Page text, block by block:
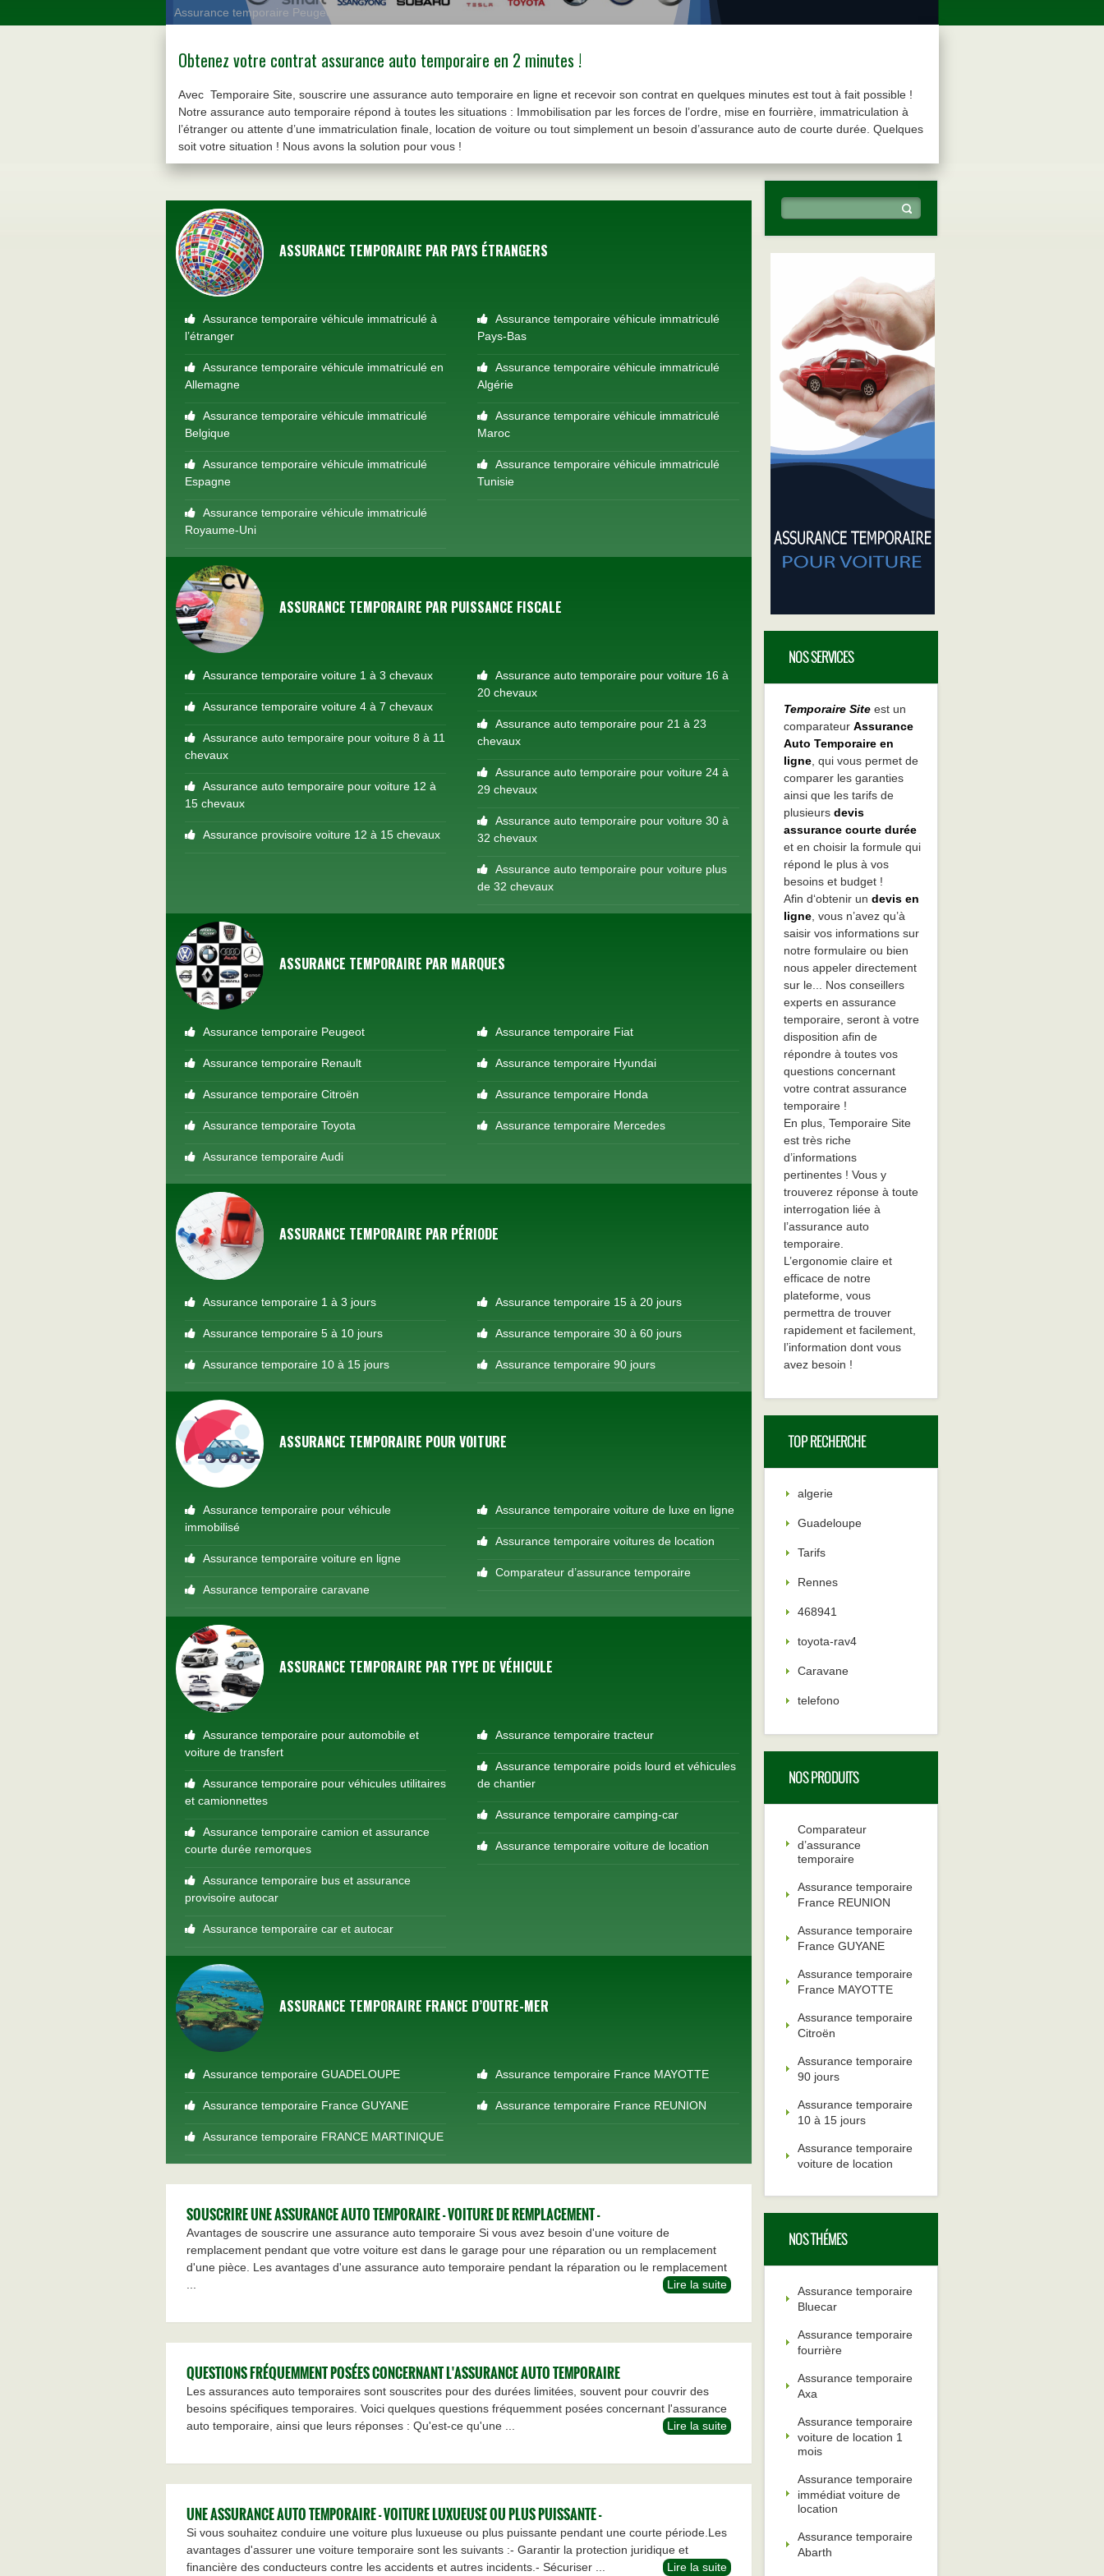
Assurance temporaire Peugeot
Obtenez votre contrat assurance auto temporaire en 2 minutes !
Avec Temporaire Site, souscrire une assurance auto temporaire en ligne et recevoir son contrat en quelques minutes est tout à fait possible !
Notre assurance auto temporaire répond à toutes les situations : Immobilisation par les forces de l’ordre, mise en fourrière, immatriculation à
l’étranger ou attente d’une immatriculation finale, location de voiture ou tout simplement un besoin d’assurance auto de courte durée. Quelques
soit votre situation ! Nous avons la solution pour vous !
ASSURANCE TEMPORAIRE PAR PAYS ÉTRANGERS
Assurance temporaire véhicule immatriculé à
l’étranger
Assurance temporaire véhicule immatriculé en
Allemagne
Assurance temporaire véhicule immatriculé
Belgique
Assurance temporaire véhicule immatriculé
Espagne
Assurance temporaire véhicule immatriculé
Royaume-Uni
Assurance temporaire véhicule immatriculé
Pays-Bas
Assurance temporaire véhicule immatriculé
Algérie
Assurance temporaire véhicule immatriculé
Maroc
Assurance temporaire véhicule immatriculé
Tunisie
ASSURANCE TEMPORAIRE PAR PUISSANCE FISCALE
Assurance temporaire voiture 1 à 3 chevaux
Assurance temporaire voiture 4 à 7 chevaux
Assurance auto temporaire pour voiture 8 à 11
chevaux
Assurance auto temporaire pour voiture 12 à
15 chevaux
Assurance provisoire voiture 12 à 15 chevaux
Assurance auto temporaire pour voiture 16 à
20 chevaux
Assurance auto temporaire pour 21 à 23
chevaux
Assurance auto temporaire pour voiture 24 à
29 chevaux
Assurance auto temporaire pour voiture 30 à
32 chevaux
Assurance auto temporaire pour voiture plus
de 32 chevaux
ASSURANCE TEMPORAIRE PAR MARQUES
Assurance temporaire Peugeot
Assurance temporaire Renault
Assurance temporaire Citroën
Assurance temporaire Toyota
Assurance temporaire Audi
Assurance temporaire Fiat
Assurance temporaire Hyundai
Assurance temporaire Honda
Assurance temporaire Mercedes
ASSURANCE TEMPORAIRE PAR PÉRIODE
Assurance temporaire 1 à 3 jours
Assurance temporaire 5 à 10 jours
Assurance temporaire 10 à 15 jours
Assurance temporaire 15 à 20 jours
Assurance temporaire 30 à 60 jours
Assurance temporaire 90 jours
ASSURANCE TEMPORAIRE POUR VOITURE
Assurance temporaire pour véhicule
immobilisé
Assurance temporaire voiture en ligne
Assurance temporaire caravane
Assurance temporaire voiture de luxe en ligne
Assurance temporaire voitures de location
Comparateur d’assurance temporaire
ASSURANCE TEMPORAIRE PAR TYPE DE VÉHICULE
Assurance temporaire pour automobile et
voiture de transfert
Assurance temporaire pour véhicules utilitaires
et camionnettes
Assurance temporaire camion et assurance
courte durée remorques
Assurance temporaire bus et assurance
provisoire autocar
Assurance temporaire car et autocar
Assurance temporaire tracteur
Assurance temporaire poids lourd et véhicules
de chantier
Assurance temporaire camping-car
Assurance temporaire voiture de location
ASSURANCE TEMPORAIRE FRANCE D’OUTRE-MER
Assurance temporaire GUADELOUPE
Assurance temporaire France GUYANE
Assurance temporaire FRANCE MARTINIQUE
Assurance temporaire France MAYOTTE
Assurance temporaire France REUNION
SOUSCRIRE UNE ASSURANCE AUTO TEMPORAIRE - VOITURE DE REMPLACEMENT -
Avantages de souscrire une assurance auto temporaire Si vous avez besoin d'une voiture de
remplacement pendant que votre voiture est dans le garage pour une réparation ou un remplacement
d'une pièce. Les avantages d'une assurance auto temporaire pendant la réparation ou le remplacement
Lire la suite
QUESTIONS FRÉQUEMMENT POSÉES CONCERNANT L'ASSURANCE AUTO TEMPORAIRE
Les assurances auto temporaires sont souscrites pour des durées limitées, souvent pour couvrir des
besoins spécifiques temporaires. Voici quelques questions fréquemment posées concernant l'assurance
auto temporaire, ainsi que leurs réponses : Qu'est-ce qu'une ...
Lire la suite
UNE ASSURANCE AUTO TEMPORAIRE - VOITURE LUXUEUSE OU PLUS PUISSANTE -
Si vous souhaitez conduire une voiture plus luxueuse ou plus puissante pendant une courte période.Les
avantages d'assurer une voiture temporaire sont les suivants :- Garantir la protection juridique et
financière des conducteurs contre les accidents et autres incidents.- Sécuriser ...
Lire la suite
NOS SERVICES
Temporaire Siteest un
comparateur Assurance
Auto Temporaire en
ligne, qui vous permet de
comparer les garanties
ainsi que les tarifs de
plusieurs devis
assurance courte durée
et en choisir la formule qui
répond le plus à vos
besoins et budget !
Afin d‘obtenir un devis en
ligne, vous n’avez qu’à
saisir vos informations sur
notre formulaire ou bien
nous appeler directement
sur le... Nos conseillers
experts en assurance
temporaire, seront à votre
disposition afin de
répondre à toutes vos
questions concernant
votre contrat assurance
temporaire !
En plus, Temporaire Site
est très riche
d’informations
pertinentes ! Vous y
trouverez réponse à toute
interrogation liée à
l’assurance auto
temporaire.
L’ergonomie claire et
efficace de notre
plateforme, vous
permettra de trouver
rapidement et facilement,
l’information dont vous
avez besoin !
TOP RECHERCHE
algerie
Guadeloupe
Tarifs
Rennes
468941
toyota-rav4
Caravane
telefono
NOS PRODUITS
Comparateur
d’assurance
temporaire
Assurance temporaire
France REUNION
Assurance temporaire
France GUYANE
Assurance temporaire
France MAYOTTE
Assurance temporaire
Citroën
Assurance temporaire
90 jours
Assurance temporaire
10 à 15 jours
Assurance temporaire
voiture de location
NOS THÉMES
Assurance temporaire
Bluecar
Assurance temporaire
fourrière
Assurance temporaire
Axa
Assurance temporaire
voiture de location 1
mois
Assurance temporaire
immédiat voiture de
location
Assurance temporaire
Abarth